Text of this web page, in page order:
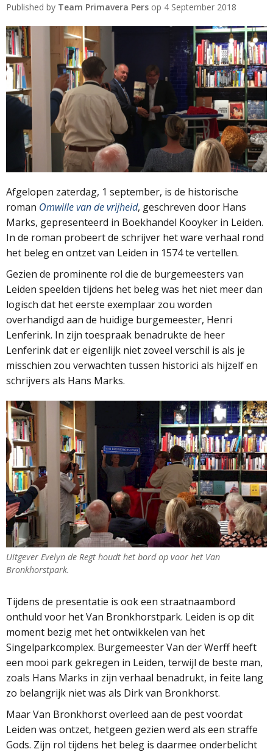
Published by Team Primavera Pers op 4 September 2018
Afgelopen zaterdag, 1 september, is de historische
roman Omwille van de vrijheid, geschreven door Hans
Marks, gepresenteerd in Boekhandel Kooyker in Leiden.
In de roman probeert de schrijver het ware verhaal rond
het beleg en ontzet van Leiden in 1574 te vertellen.
Gezien de prominente rol die de burgemeesters van
Leiden speelden tijdens het beleg was het niet meer dan
logisch dat het eerste exemplaar zou worden
overhandigd aan de huidige burgemeester, Henri
Lenferink. In zijn toespraak benadrukte de heer
Lenferink dat er eigenlijk niet zoveel verschil is als je
misschien zou verwachten tussen historici als hijzelf en
schrijvers als Hans Marks.
Uitgever Evelyn de Regt houdt het bord op voor het Van
Bronkhorstpark.
Tijdens de presentatie is ook een straatnaambord
onthuld voor het Van Bronkhorstpark. Leiden is op dit
moment bezig met het ontwikkelen van het
Singelparkcomplex. Burgemeester Van der Werff heeft
een mooi park gekregen in Leiden, terwijl de beste man,
zoals Hans Marks in zijn verhaal benadrukt, in feite lang
zo belangrijk niet was als Dirk van Bronkhorst.
Maar Van Bronkhorst overleed aan de pest voordat
Leiden was ontzet, hetgeen gezien werd als een straffe
Gods. Zijn rol tijdens het beleg is daarmee onderbelicht